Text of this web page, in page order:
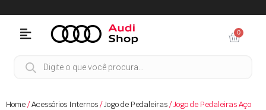
0
Home/Acessórios Internos/Jogo de Pedaleiras/ Jogo de Pedaleiras Aço